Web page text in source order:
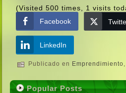
(Visited 500 times, 1 visits
Facebook
LinkedIn
Publicado en Emprendimiento,
Popular Posts